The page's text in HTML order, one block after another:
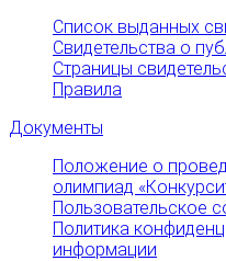
Список выданных
Свидетельства о
Страницы
Правила
Документы
Положение о
олимпиад
Пользовательское
Политика
информации